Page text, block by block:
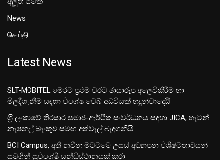
News
செய்தி
Latest News
SLT-MOBITEL මෙරට ප්‍රථම වරට ඡායාරූප අලෙවිකිරීම හා
මිලදීගැනීම සඳහා විශේෂ වෙබ් අඩවියක් හදුන්වාදෙයි
ශ‍්‍රී ලංකාවේ තිරසාර සමාජ-ආර්ථික සංවර්ධනය සඳහා JICA, හැටන්
නැෂනල් බැංකුව සමඟ අත්වැල් බැඳගනියි
BCI Campus, අති නවීන මට්ටමේ උසස් අධ්‍යාපන විශිෂ්ටතාවයන්
සමගින් සුවිශේෂී සන්ධිස්ථානයක් කරා